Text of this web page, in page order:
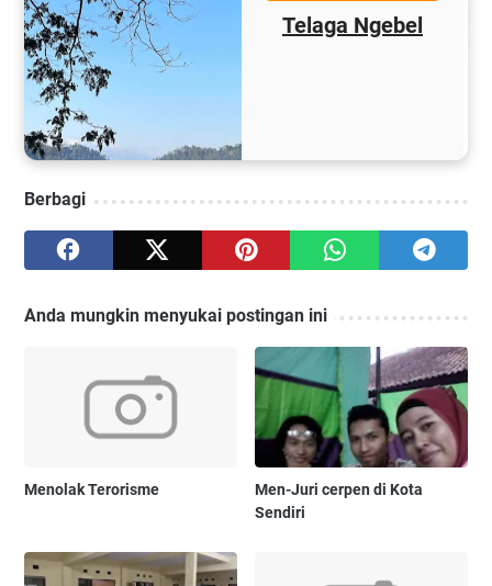
Telaga Ngebel
Berbagi
Anda mungkin menyukai postingan ini
Menolak Terorisme
Men-Juri cerpen di Kota
Sendiri